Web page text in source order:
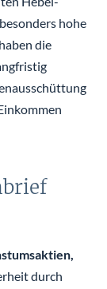
hohe
die
durch